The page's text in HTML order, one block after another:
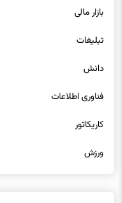
تبلیغات
دانش
فناوری اطلاعات
کاریکاتور
ورزش